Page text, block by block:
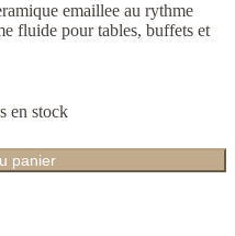
emaillee au rythme
fluide pour tables, buffets et
en stock
panier